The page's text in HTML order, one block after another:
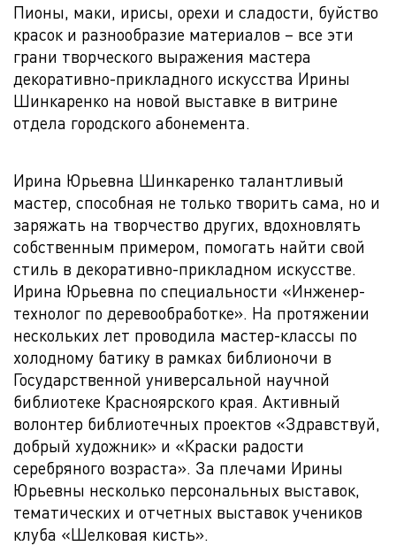
Пионы, маки, ирисы, орехи и сладости, буйство
красок и разнообразие материалов – все эти
грани творческого выражения мастера
декоративно-прикладного искусства Ирины
Шинкаренко на новой выставке в витрине
отдела городского абонемента.
Ирина Юрьевна Шинкаренко талантливый
мастер, способная не только творить сама, но и
заряжать на творчество других, вдохновлять
собственным примером, помогать найти свой
стиль в декоративно-прикладном искусстве.
Ирина Юрьевна по специальности «Инженер-
технолог по деревообработке». На протяжении
нескольких лет проводила мастер-классы по
холодному батику в рамках библионочи в
Государственной универсальной научной
библиотеке Красноярского края. Активный
волонтер библиотечных проектов «Здравствуй,
добрый художник» и «Краски радости
серебряного возраста». За плечами Ирины
Юрьевны несколько персональных выставок,
тематических и отчетных выставок учеников
клуба «Шелковая кисть».